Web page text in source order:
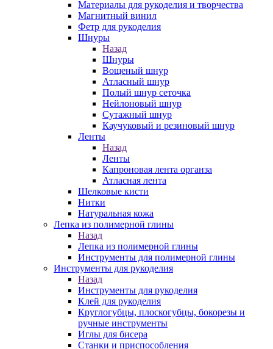
Материалы для рукоделия и творчества
Магнитный винил
Фетр для рукоделия
Шнуры
Назад
Шнуры
Вощеный шнур
Атласный шнур
Полый шнур сеточка
Нейлоновый шнур
Сутажный шнур
Каучуковый и резиновый шнур
Ленты
Назад
Ленты
Капроновая лента органза
Атласная лента
Шелковые кисти
Нитки
Натуральная кожа
Лепка из полимерной глины
Назад
Лепка из полимерной глины
Инструменты для полимерной глины
Инструменты для рукоделия
Назад
Инструменты для рукоделия
Клей для рукоделия
Круглогубцы, плоскогубцы, бокорезы и
ручные инструменты
Иглы для бисера
Станки и приспособления